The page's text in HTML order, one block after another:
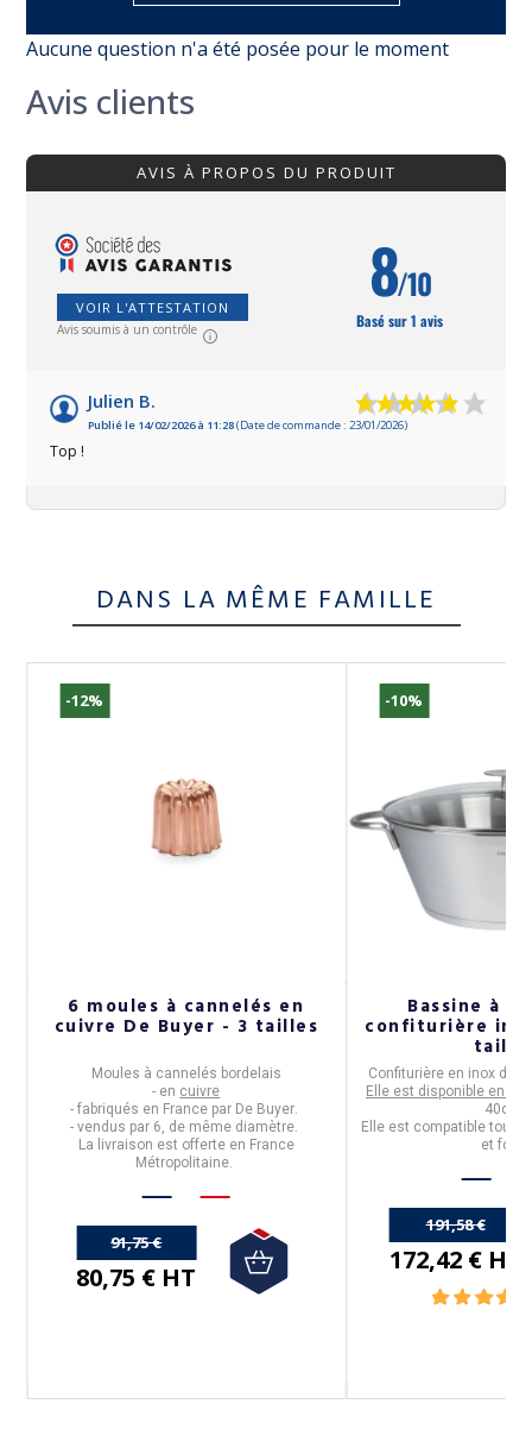
Aucune question n'a été posée pour le moment
Avis clients
AVIS À PROPOS DU PRODUIT
VOIR L'ATTESTATION
Avis soumis à un contrôle
8/10
Basé sur 1 avis
Julien B.
Publié le 14/02/2026 à 11:28(Date de commande : 23/01/2026)
Top !
DANS LA MÊME FAMILLE
-12%
6 moules à cannelés en
cuivre De Buyer - 3 tailles
Moules à cannelés bordelais
- en cuivre
- fabriqués en France par De Buyer.
- vendus par 6, de même diamètre.
La livraison est offerte en France
Métropolitaine.
91,75 €
80,75 € HT
-10%
Bassine à
confiturière
Confiturière en inox de
Elle est disponible en
40cm.
Elle est compatible tous
et four.
191,58 €
172,42 € HT